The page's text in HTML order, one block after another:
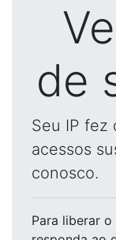
de
Seu IP fez
acessos
conosco.
Para liberar o